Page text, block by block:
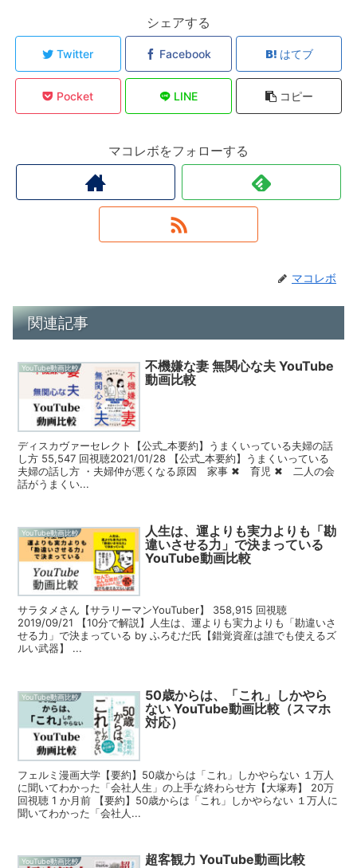
シェアする
Twitter Facebook はてブ
Pocket LINE コピー
マコレボをフォローする
マコレボ
関連記事
YouTube動画比較
不機嫌な妻 無関心な夫 YouTube
動画比較
ディスカヴァーセレクト【公式_本要約】うまくいっている夫婦の話
し方 55,547 回視聴2021/01/28 【公式_本要約】うまくいっている
夫婦の話し方 ・夫婦仲が悪くなる原因 家事 ✖ 育児 ✖ 二人の会
話がうまくい...
YouTube動画比較
人生は、運よりも実力よりも「勘
違いさせる力」で決まっている
YouTube動画比較
サラタメさん【サラリーマンYouTuber】 358,915 回視聴
2019/09/21 【10分で解説】人生は、運よりも実力よりも「勘違いさ
せる力」で決まっている by ふろむだ氏【錯覚資産は誰でも使えるズ
ルい武器】 ...
YouTube動画比較
50歳からは、「これ」しかやら
ない YouTube動画比較（スマホ
対応）
フェルミ漫画大学【要約】50歳からは「これ」しかやらない １万人
に聞いてわかった「会社人生」の上手な終わらせ方【大塚寿】 20万
回視聴 1 か月前 【要約】50歳からは「これ」しかやらない １万人に
聞いてわかった「会社人...
YouTube動画比較 超客観力 YouTube動画比較